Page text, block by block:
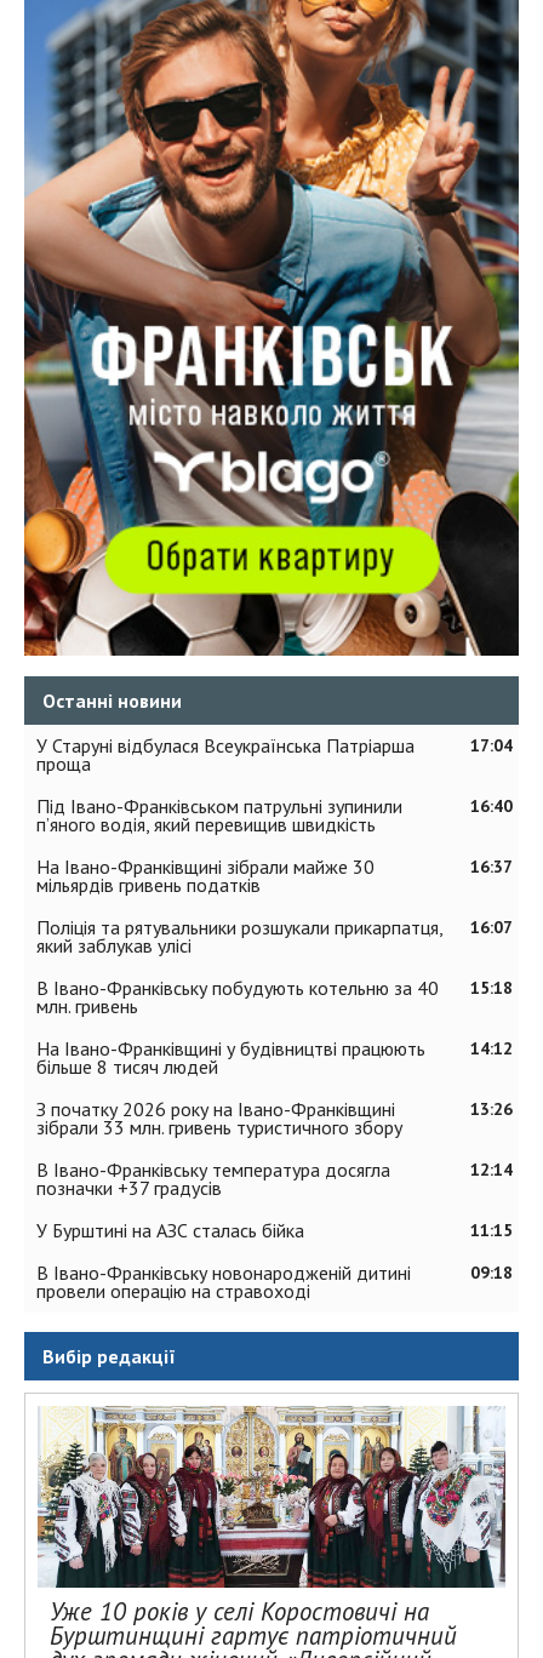
Останні новини
17:04
У Старуні відбулася Всеукраїнська Патріарша
проща
16:40
Під Івано-Франківськом патрульні зупинили
п’яного водія, який перевищив швидкість
16:37
На Івано-Франківщині зібрали майже 30
мільярдів гривень податків
16:07
Поліція та рятувальники розшукали прикарпатця,
який заблукав улісі
15:18
В Івано-Франківську побудують котельню за 40
млн. гривень
14:12
На Івано-Франківщині у будівництві працюють
більше 8 тисяч людей
13:26
З початку 2026 року на Івано-Франківщині
зібрали 33 млн. гривень туристичного збору
12:14
В Івано-Франківську температура досягла
позначки +37 градусів
11:15
У Бурштині на АЗС сталась бійка
09:18
В Івано-Франківську новонародженій дитині
провели операцію на стравоході
Вибір редакції
Уже 10 років у селі Коростовичі на
Бурштинщині гартує патріотичний